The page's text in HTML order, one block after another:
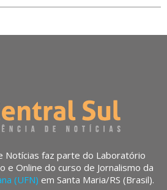
Notícias faz parte do Laboratório
e Online do curso de Jornalismo da
(UFN) em Santa Maria/RS (Brasil).